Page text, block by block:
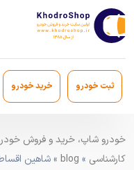
ثبت خودرو خرید خودرو
کارشناسی »
blog » شاهین